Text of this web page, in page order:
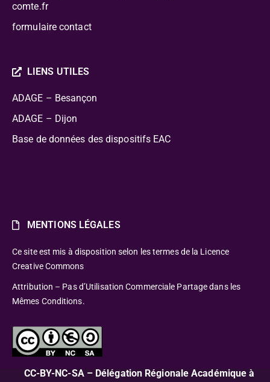
comte.fr
formulaire contact
LIENS UTILES
ADAGE – Besançon
ADAGE – Dijon
Base de données des dispositifs EAC
MENTIONS LÉGALES
Ce site est mis à disposition selon les termes de la Licence
Creative Commons
Attribution – Pas d’Utilisation Commerciale Partage dans les
Mêmes Conditions.
CC-BY-NC-SA – Délégation Régionale Académique à